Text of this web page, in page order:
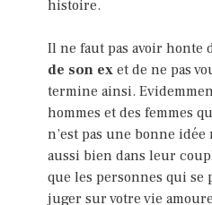
histoire.
Il ne faut pas avoir honte
de son exet de ne pas
termine ainsi.
hommes et des femmes
n’est pas une bonne
aussi bien dans leur
que les personnes qui se
juger sur votre vie